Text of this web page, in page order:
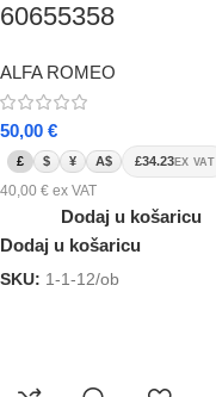
60655358
ALFA ROMEO
50,00 €
£ $ ¥ A$ £34.23 EX VAT
40,00 € ex VAT
Dodaj u košaricu
Dodaj u košaricu
SKU: 1-1-12/ob